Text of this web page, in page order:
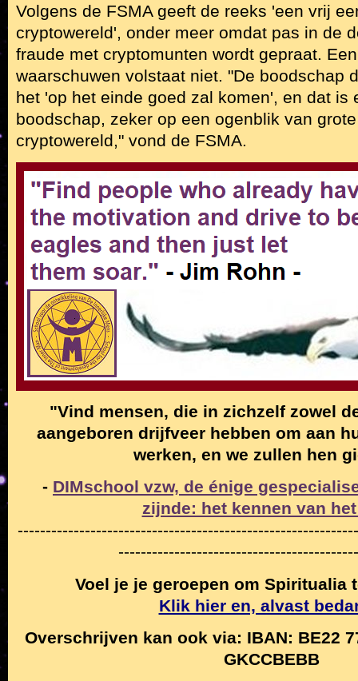
Volgens de FSMA geeft de reeks 'een vrij
cryptowereld', onder meer omdat pas in de
fraude met cryptomunten wordt gepraat.
waarschuwen volstaat niet. "De boodschap
het 'op het einde goed zal komen', en dat is
boodschap, zeker op een ogenblik van
cryptowereld," vond de FSMA.
"Vind mensen, die in zichzelf zowel
aangeboren drijfveer hebben om aan
werken, en we zullen hen
- DIMschool vzw, de énige
zijnde: het kennen van
Voel je je geroepen om Spiritualia
Klik hier en, alvast
Overschrijven kan ook via: IBAN: BE22
GKCCBEBB